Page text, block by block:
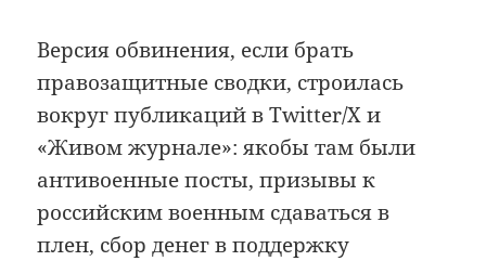
Версия обвинения, если брать
правозащитные сводки, строилась
вокруг публикаций в Twitter/X и
«Живом журнале»: якобы там были
антивоенные посты, призывы к
российским военным сдаваться в
плен, сбор денег в поддержку